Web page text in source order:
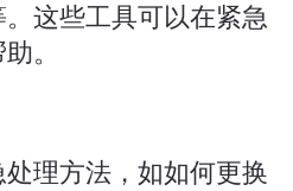
这些工具可以在紧急
。
理方法，如如何更换